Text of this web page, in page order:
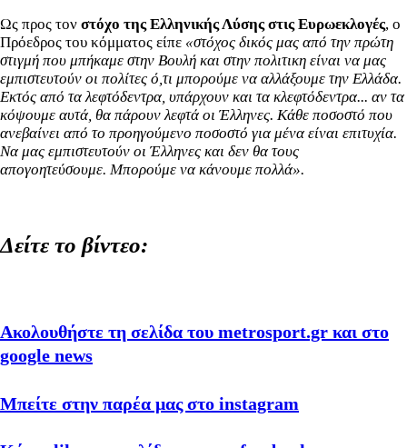
Ως προς τον στόχο της Ελληνικής Λύσης στις Ευρωεκλογές, ο
Πρόεδρος του κόμματος είπε «στόχος δικός μας από την πρώτη
στιγμή που μπήκαμε στην Βουλή και στην πολιτικη είναι να μας
εμπιστευτούν οι πολίτες ό,τι μπορούμε να αλλάξουμε την Ελλάδα.
Εκτός από τα λεφτόδεντρα, υπάρχουν και τα κλεφτόδεντρα... αν τα
κόψουμε αυτά, θα πάρουν λεφτά οι Έλληνες. Κάθε ποσοστό που
ανεβαίνει από το προηγούμενο ποσοστό για μένα είναι επιτυχία.
Να μας εμπιστευτούν οι Έλληνες και δεν θα τους
απογοητεύσουμε. Μπορούμε να κάνουμε πολλά».
Δείτε το βίντεο:
Ακολουθήστε τη σελίδα του metrosport.gr και στο
google news
Μπείτε στην παρέα μας στο instagram